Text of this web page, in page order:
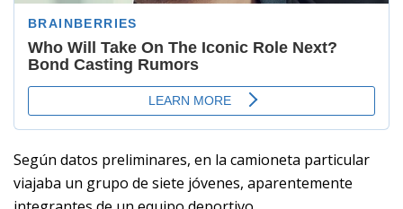
Según datos preliminares, en la camioneta particular
viajaba un grupo de siete jóvenes, aparentemente